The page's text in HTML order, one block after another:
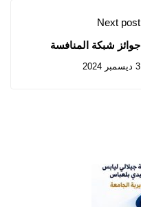
Next post
جوائز شبكة المنافسة
3 ديسمبر 2024